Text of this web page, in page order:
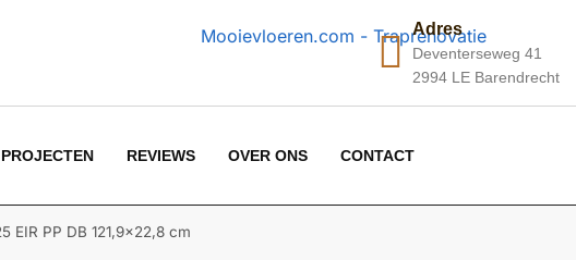
Adres
Deventerseweg 41
2994 LE Barendrecht
PROJECTEN REVIEWS OVER ONS CONTACT
EIR PP DB 121,9×22,8 cm